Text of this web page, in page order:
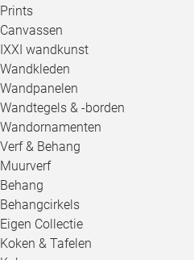
Prints
Canvassen
IXXI wandkunst
Wandkleden
Wandpanelen
Wandtegels & -borden
Wandornamenten
Verf & Behang
Muurverf
Behang
Behangcirkels
Eigen Collectie
Koken & Tafelen